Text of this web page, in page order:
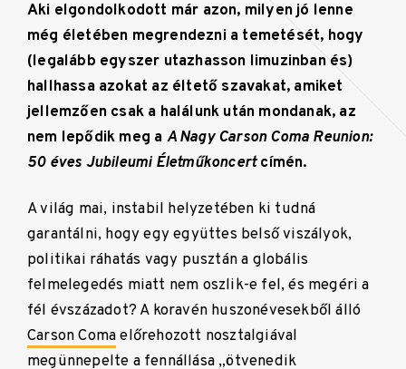
Aki elgondolkodott már azon, milyen jó lenne
még életében megrendezni a temetését, hogy
(legalább egyszer utazhasson limuzinban és)
hallhassa azokat az éltető szavakat, amiket
jellemzően csak a halálunk után mondanak, az
nem lepődik meg a A Nagy Carson Coma Reunion:
50 éves Jubileumi Életműkoncertcímén.
A világ mai, instabil helyzetében ki tudná
garantálni, hogy egy együttes belső viszályok,
politikai ráhatás vagy pusztán a globális
felmelegedés miatt nem oszlik-e fel, és megéri a
fél évszázadot? A koravén huszonévesekből álló
Carson Comaelőrehozott nosztalgiával
megünnepelte a fennállása „ötvenedik